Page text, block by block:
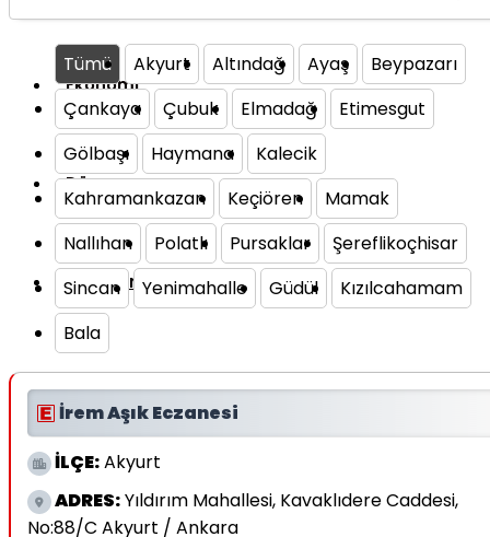
Ekonomi
Dünya
Magazin
Astroloji
Spor
Tümü Akyurt Altındağ Ayaş
Beypazarı
Çankaya
Çubuk Elmadağ
Etimesgut
Gölbaşı
Haymana
Kalecik
Kahramankazan
Keçiören
Mamak
Nallıhan
Polatlı Pursaklar
Şereflikoçhisar
Sincan
Yenimahalle Güdül
Kızılcahamam
Bala
İrem Aşık Eczanesi
İLÇE:Akyurt
ADRES:Yıldırım Mahallesi, Kavaklıdere Caddesi,
No:88/C Akyurt / Ankara